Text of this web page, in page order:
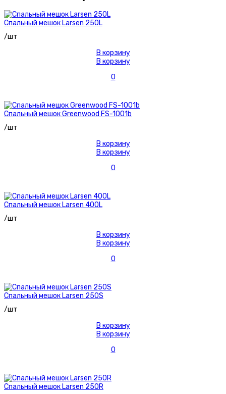
Спальный мешок Larsen 250L
/шт
В корзину
В корзину
0
Спальный мешок Greenwood FS-1001b
/шт
В корзину
В корзину
0
Спальный мешок Larsen 400L
/шт
В корзину
В корзину
0
Спальный мешок Larsen 250S
/шт
В корзину
В корзину
0
Спальный мешок Larsen 250R